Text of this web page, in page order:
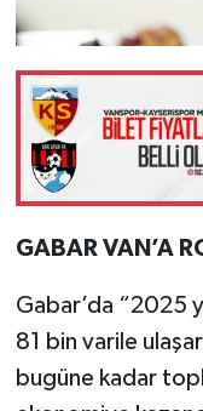
GABAR VAN’A
Gabar’da “2025
81 bin varile
bugüne kadar